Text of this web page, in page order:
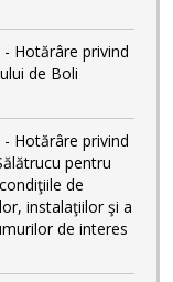
Hotărâre privind
de Boli
Hotărâre privind
pentru
de
instalaţiilor şi a
de interes